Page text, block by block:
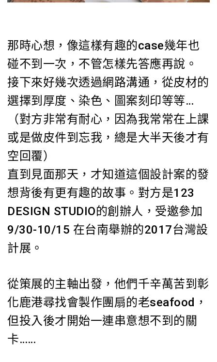
那時心想，像這樣有趣的case幾年也
碰不到一次，不管怎樣先答應再說。
接下來好幾次透過網路溝通，從皮材的
選擇到厚度、染色、圖案刻印等等…
（對方非常有耐心，因為我常常在上課
或是做皮件到忘我，總是大半天後才有
空回覆）
直到見面那天，才知道這個設計案的發
想背後有更有趣的故事。對方是123
DESIGN STUDIO的創辦人，受邀參加
9/30-10/15 在台南舉辦的2017台灣設
計展。
從策展的主軸出發，他們千辛萬苦到彰
化鹿港尋找會製作團扇的老seafood，
但投入後才開始一連串意想不到的關
卡……